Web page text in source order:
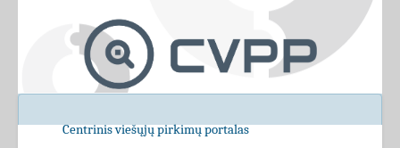
Centrinis viešųjų pirkimų portalas